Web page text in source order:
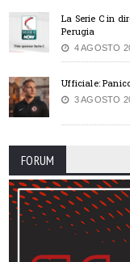
La Serie C in
Perugia
4 AGOSTO
Ufficiale:
3 AGOSTO
FORUM